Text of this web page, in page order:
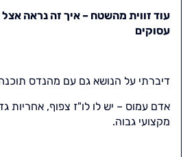
עוד זווית מהשטח – איך זה נראה
עסוקים
דיברתי על הנושא גם עם מהנדס
אדם עמוס – יש לו לו"ז צפוף, אחריות
מקצועי גבוה.